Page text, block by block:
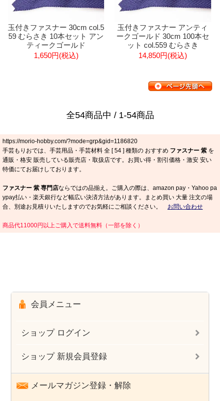
玉付きファスナー 30cm col.5
59 むらさき 10本セット アン
ティークゴールド
1,650円(税込)
玉付きファスナー アンティ
ークゴールド 30cm 100本セ
ット col.559 むらさき
14,850円(税込)
全54商品中 / 1-54商品
https://morio-hobby.com/?mode=grp&gid=1186820
手芸もりおでは、手芸用品・手芸材料 全 [54 ] 種類の おすすめ ファスナー 紫を
通販・格安 販売している販売店・取扱店です。お買い得・割引価格・激安 安い
特価にてお届けしております。
ファスナー 紫 専門店ならではの品揃え。ご購入の際は、amazon pay・Yahoo pa
ypay払い・楽天銀行など幅広い決済方法があります。まとめ買い 大量 注文の場
合、別途お見積りいたしますのでお気軽にご相談ください。 お問い合わせ
商品代11000円以上ご購入で送料無料（一部を除く）
会員メニュー
ショップ ログイン
ショップ 新規会員登録
メールマガジン登録・解除